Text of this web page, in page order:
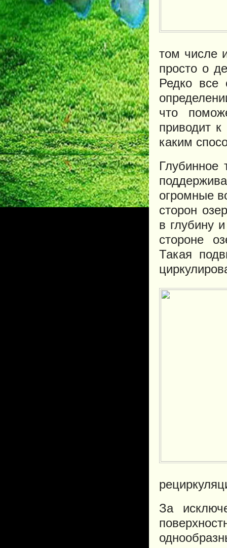
том числе
просто о
Редко все
что
приводит
каким
Глубинное
огромные
сторон
в глубину
стороне
Такая
За